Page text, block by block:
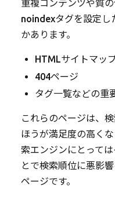
重複コンテンツや質
noindexタグを設定し
かあります。
HTMLサイトマッ
404ページ
タグ一覧などの重
これらのページは、
ほうが満足度の高く
索エンジンにとって
とで検索順位に悪影
ページです。